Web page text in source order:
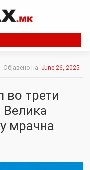
Објавено на: June 26, 2025
во трети
Велика
мрачна